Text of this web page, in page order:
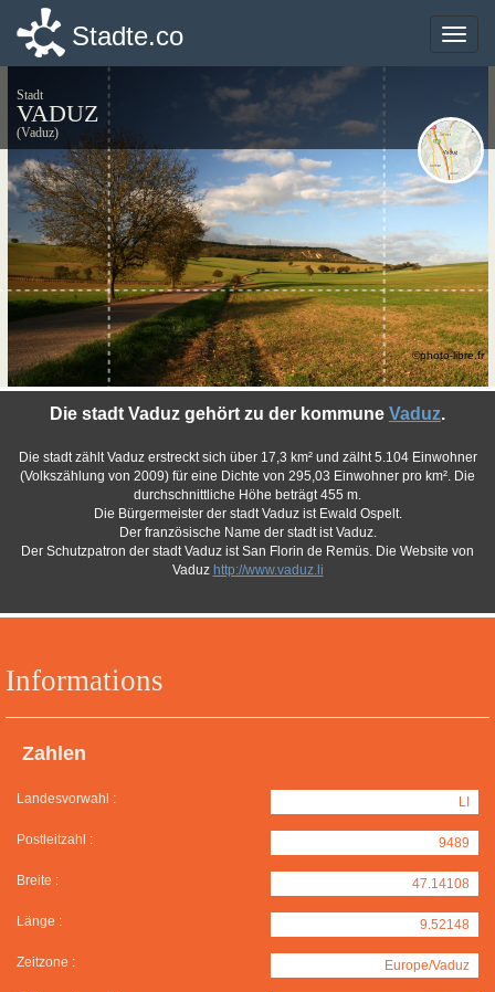
Toggle
Stadte.co
Stadt
VADUZ
(Vaduz)
Informations
Zahlen
Landesvorwahl : LI
Postleitzahl : 9489
Breite : 47.14108
Länge : 9.52148
Zeitzone : Europe/Vaduz
Die stadt Vaduz gehört zu der kommune Vaduz.
Die stadt zählt Vaduz erstreckt sich über 17,3 km² und zälht 5.104 Einwohner
(Volkszählung von 2009) für eine Dichte von 295,03 Einwohner pro km². Die
durchschnittliche Höhe beträgt 455 m.
Die Bürgermeister der stadt Vaduz ist Ewald Ospelt.
Der französische Name der stadt ist Vaduz.
Der Schutzpatron der stadt Vaduz ist San Florin de Remüs. Die Website von
Vaduz http://www.vaduz.li
©photo-libre.fr
Toggle
Stadte.co